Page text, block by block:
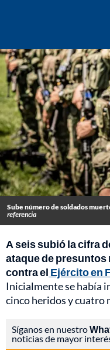
Sube número de soldados
referencia
A seis subió la cifra
ataque de presuntos
contra el Ejército en
Inicialmente se había
cinco heridos y cuatro
Síganos en nuestro
noticias de mayor